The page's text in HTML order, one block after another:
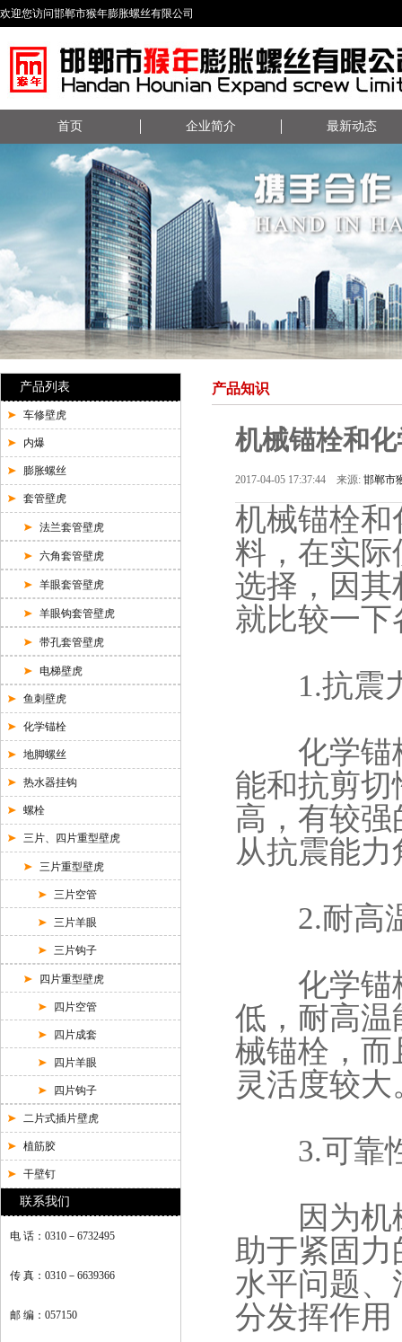
欢迎您访问邯郸市猴年膨胀螺丝有限公司
首页 企业简介 最新动态
产品列表
车修壁虎
内爆
膨胀螺丝
套管壁虎
法兰套管壁虎
六角套管壁虎
羊眼套管壁虎
羊眼钩套管壁虎
带孔套管壁虎
电梯壁虎
鱼刺壁虎
化学锚栓
地脚螺丝
热水器挂钩
螺栓
三片、四片重型壁虎
三片重型壁虎
三片空管
三片羊眼
三片钩子
四片重型壁虎
四片空管
四片成套
四片羊眼
四片钩子
二片式插片壁虎
植筋胶
干壁钉
联系我们
电 话：0310－6732495
传 真：0310－6639366
邮 编：057150
产品知识
机械锚栓和
2017-04-05 17:37:44 来源:邯郸市
机械锚栓
料，在实
选择，因
就比较一
1.抗震
化学锚栓
能和抗剪
高，有较
从抗震能
2.耐高温
化学锚栓
低，耐高
械锚栓，
灵活度较大
3.可靠
因为机械
助于紧固
水平问题
分发挥作